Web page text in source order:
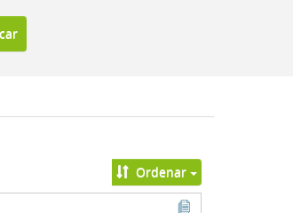
Ordenar